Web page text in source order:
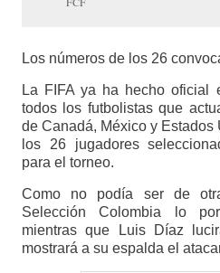
Los números de los 26
La FIFA ya ha hecho oficial
todos los futbolistas que
de Canadá, México y
los 26 jugadores
para el torneo.
Como no podía ser de
Selección Colombia lo
mientras que Luis Díaz
mostrará a su espalda el